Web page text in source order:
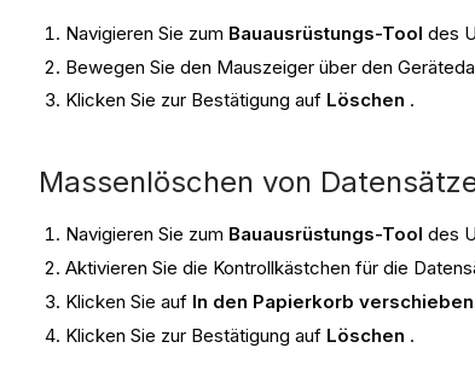
Navigieren Sie zum Bauausrüstungs-Tool des
Bewegen Sie den Mauszeiger über den
Klicken Sie zur Bestätigung auf Löschen .
Massenlöschen von
Navigieren Sie zum Bauausrüstungs-Tool des
Aktivieren Sie die Kontrollkästchen für die
Klicken Sie auf In den Papierkorb verschieben
Klicken Sie zur Bestätigung auf Löschen .